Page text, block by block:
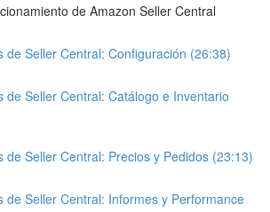
de Amazon Seller Central
de Seller Central: Configuración (26:38)
de Seller Central: Catálogo e Inventario
de Seller Central: Precios y Pedidos (23:13)
de Seller Central: Informes y Performance